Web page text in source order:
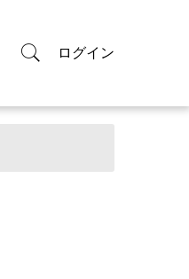
ログイン